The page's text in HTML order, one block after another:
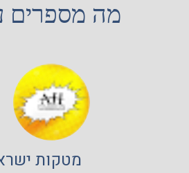
מה מספרים
מטקות